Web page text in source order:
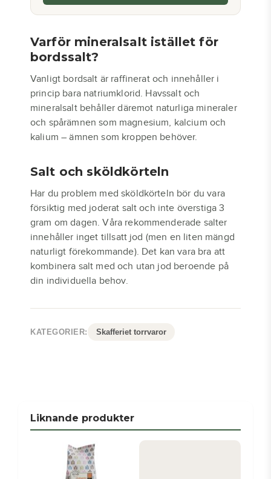
Varför mineralsalt istället för
bordssalt?
Vanligt bordsalt är raffinerat och innehåller i
princip bara natriumklorid. Havssalt och
mineralsalt behåller däremot naturliga mineraler
och spårämnen som magnesium, kalcium och
kalium – ämnen som kroppen behöver.
Salt och sköldkörteln
Har du problem med sköldkörteln bör du vara
försiktig med joderat salt och inte överstiga 3
gram om dagen. Våra rekommenderade salter
innehåller inget tillsatt jod (men en liten mängd
naturligt förekommande). Det kan vara bra att
kombinera salt med och utan jod beroende på
din individuella behov.
KATEGORIER: Skafferiet torrvaror
Liknande produkter